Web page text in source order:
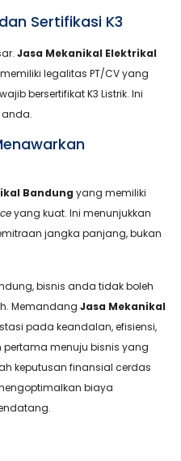
Sertifikasi K3
Jasa Mekanikal Elektrikal
legalitas PT/CV yang
bersertifikat K3 Listrik. Ini
Bandung yang memiliki
yang kuat. Ini menunjukkan
jangka panjang, bukan
bisnis anda tidak boleh
Memandang Jasa Mekanikal
pada keandalan, efisiensi,
menuju bisnis yang
keputusan finansial cerdas
biaya